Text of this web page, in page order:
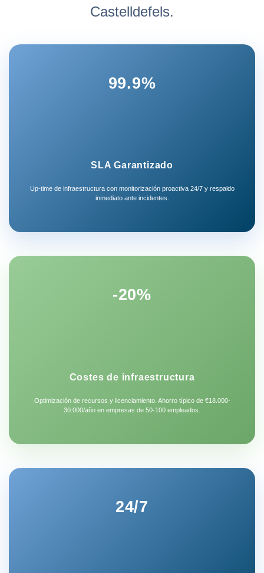
Castelldefels.
99.9%
SLA Garantizado
Up-time de infraestructura con monitorización proactiva 24/7 y respaldo
inmediato ante incidentes.
-20%
Costes de infraestructura
Optimización de recursos y licenciamiento. Ahorro típico de €18.000-
30.000/año en empresas de 50-100 empleados.
24/7